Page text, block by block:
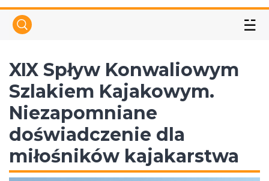
☱
XIX Spływ Konwaliowym
Szlakiem Kajakowym.
Niezapomniane
doświadczenie dla
miłośników kajakarstwa